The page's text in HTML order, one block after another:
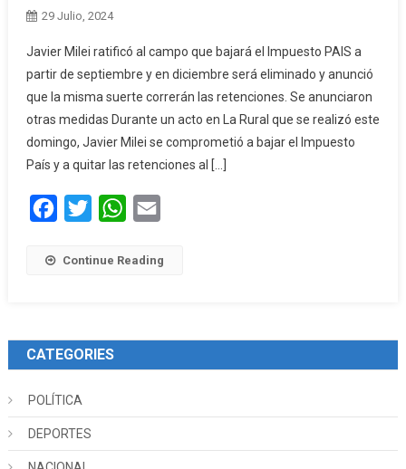
29 Julio, 2024
Javier Milei ratificó al campo que bajará el Impuesto PAIS a
partir de septiembre y en diciembre será eliminado y anunció
que la misma suerte correrán las retenciones. Se anunciaron
otras medidas Durante un acto en La Rural que se realizó este
domingo, Javier Milei se comprometió a bajar el Impuesto
País y a quitar las retenciones al […]
Facebook
Twitter WhatsApp
Continue Reading
CATEGORIES
POLÍTICA
DEPORTES